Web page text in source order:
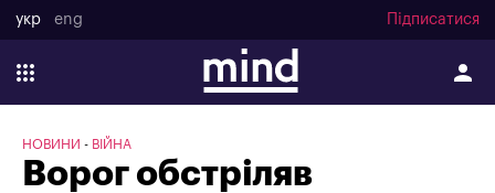
укр eng Підписатися
НОВИНИ ВІЙНА
Ворог обстріляв